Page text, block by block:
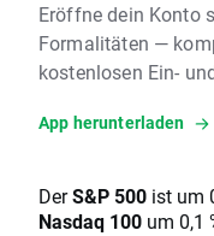
Eröffne dein Konto
Formalitäten —
kostenlosen Ein-
App herunterladen
DerS&P 500 ist um
Nasdaq 100 um 0,1